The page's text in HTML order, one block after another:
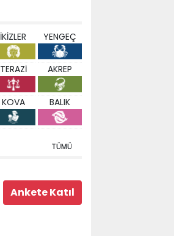
İKİZLER YENGEÇ
TERAZİ AKREP
KOVA BALIK
TÜMÜ